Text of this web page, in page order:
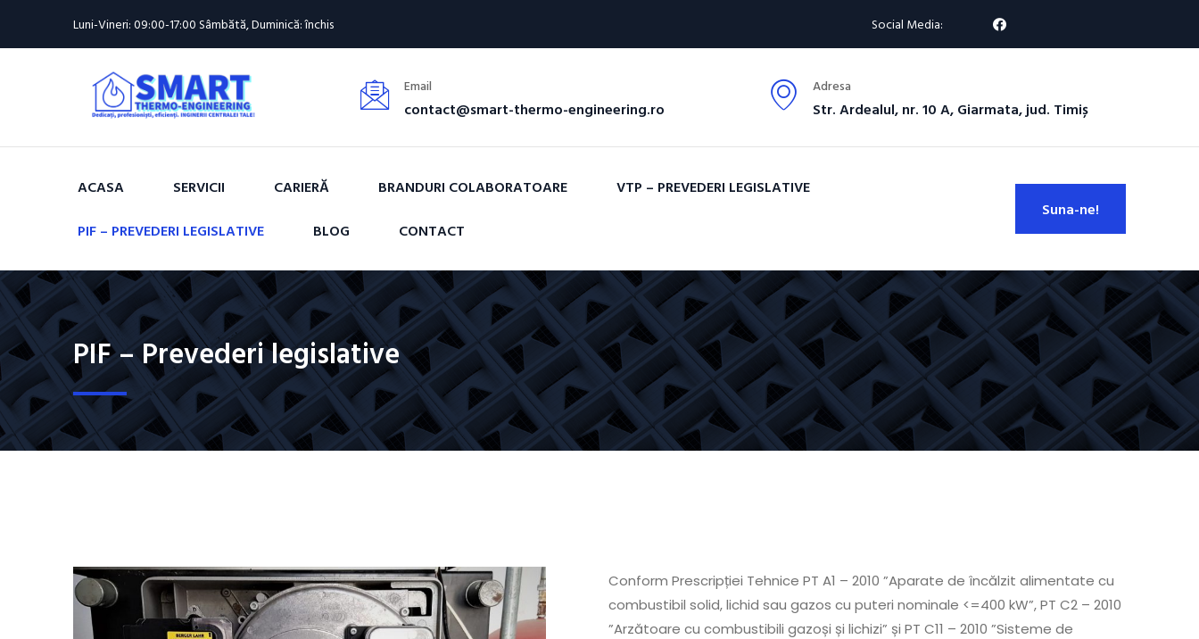
Luni-Vineri: 09:00-17:00 Sâmbătă, Duminică: închis Social Media:
Email
contact@smart-thermo-engineering.ro
Adresa
Str. Ardealul, nr. 10 A, Giarmata, jud. Timiș
ACASA SERVICII CARIERĂ BRANDURI COLABORATOARE VTP – PREVEDERI LEGISLATIVE
PIF – PREVEDERI LEGISLATIVE BLOG CONTACT
Suna-ne!
PIF – Prevederi legislative
Conform Prescripției Tehnice PT A1 – 2010 ”Aparate de încălzit alimentate cu
combustibil solid, lichid sau gazos cu puteri nominale <=400 kW”, PT C2 – 2010
”Arzătoare cu combustibili gazoși și lichizi” și PT C11 – 2010 ”Sisteme de